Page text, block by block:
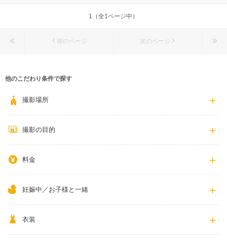
1（全1ページ中）
前のページ 次のページ
他のこだわり条件で探す
撮影場所
撮影の目的
料金
妊娠中／お子様と一緒
衣装